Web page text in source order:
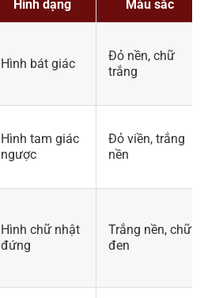
Hình dạng Màu sắc
Hình bát giác
Đỏ nền, chữ
trắng
Hình tam giác
ngược
Đỏ viền, trắng
nền
Hình chữ nhật
đứng
Trắng nền, chữ
đen